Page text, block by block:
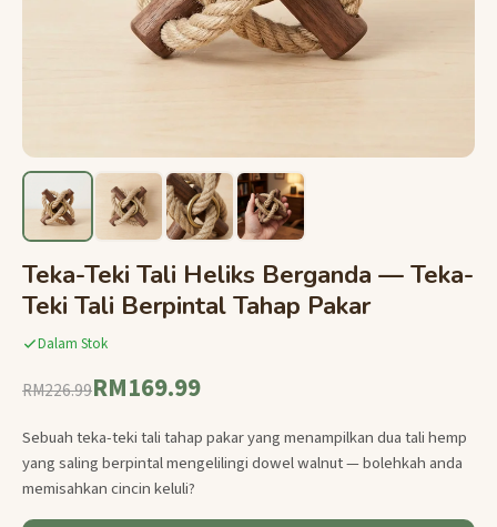
Teka-Teki Tali Heliks Berganda — Teka-
Teki Tali Berpintal Tahap Pakar
Dalam Stok
RM226.99RM169.99
Sebuah teka-teki tali tahap pakar yang menampilkan dua tali hemp
yang saling berpintal mengelilingi dowel walnut — bolehkah anda
memisahkan cincin keluli?